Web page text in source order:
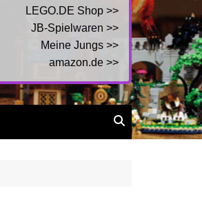
LEGO.DE Shop >>
JB-Spielwaren >>
Meine Jungs >>
amazon.de >>